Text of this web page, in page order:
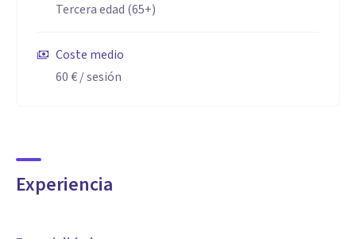
Tercera edad (65+)
Coste medio
60 €/ sesión
Experiencia